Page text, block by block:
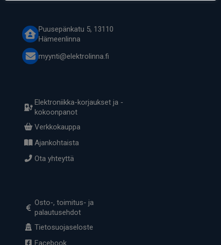
Puusepänkatu 5, 13110
Hämeenlinna
myynti@elektrolinna.fi
Elektroniikka-korjaukset ja -
kokoonpanot
Verkkokauppa
Ajankohtaista
Ota yhteyttä
Osto-, toimitus- ja
palautusehdot
Tietosuojaseloste
Facebook